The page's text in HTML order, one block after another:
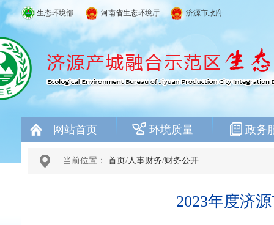
生态环境部 河南省生态环境厅 济源市政府
网站首页 环境质量 政务
当前位置： 首页/人事财务/财务公开
2023年度济